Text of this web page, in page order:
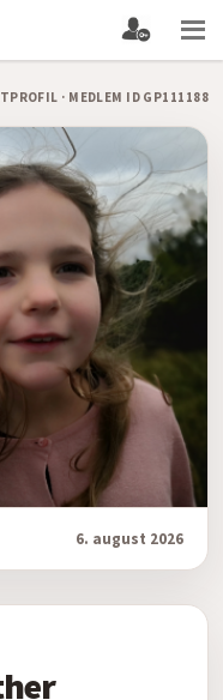
· MEDLEM ID GP111188
6. august 2026